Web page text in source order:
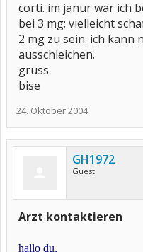
corti. im janur war ich
bei 3 mg; vielleicht
2 mg zu sein. ich kann
ausschleichen.
gruss
bise
24. Oktober 2004
GH1972
Guest
Arzt kontaktieren
hallo du,